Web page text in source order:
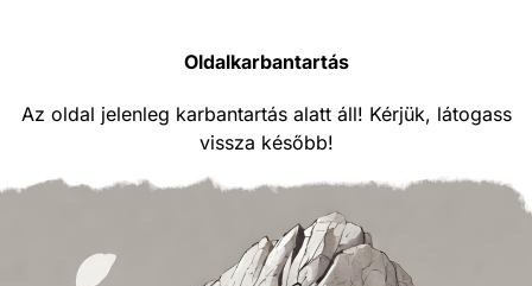
Oldalkarbantartás
Az oldal jelenleg karbantartás alatt áll! Kérjük, látogass
vissza később!